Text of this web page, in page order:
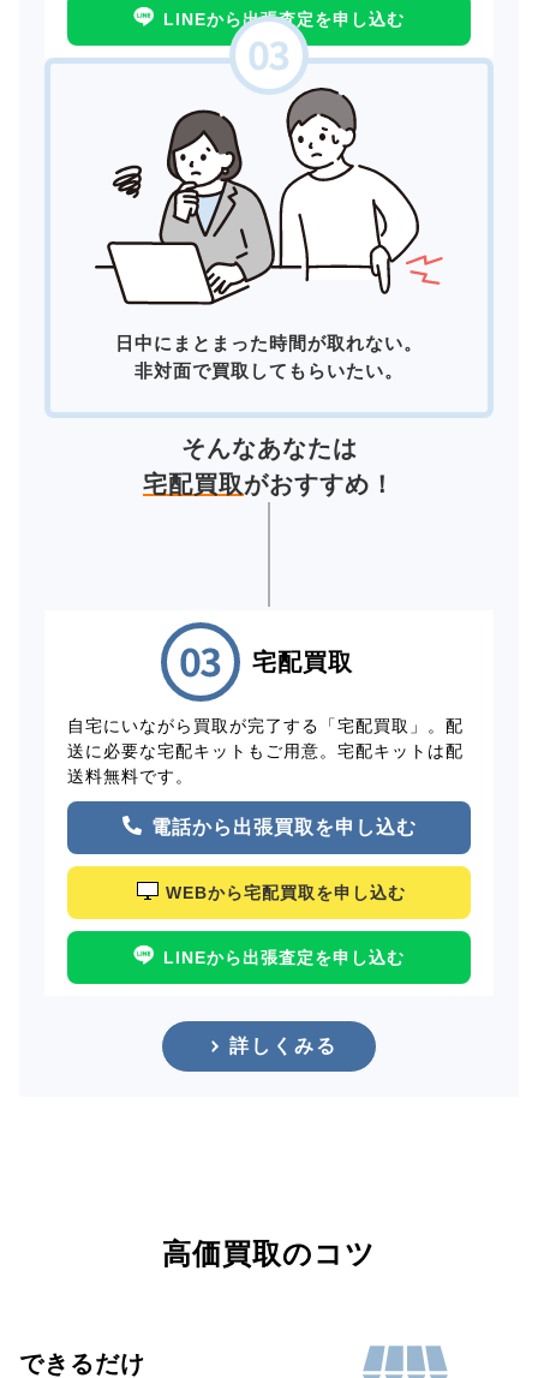
LINEから出張査定を申し込む
日中にまとまった時間が取れない。
非対面で買取してもらいたい。
そんなあなたは
宅配買取がおすすめ！
宅配買取
自宅にいながら買取が完了する「宅配買取」。配
送に必要な宅配キットもご用意。宅配キットは配
送料無料です。
電話から出張買取を申し込む
WEBから宅配買取を申し込む
LINEから出張査定を申し込む
詳しくみる
高価買取のコツ
できるだけ